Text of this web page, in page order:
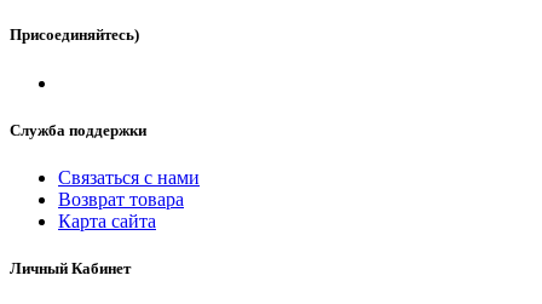
Присоединяйтесь)
Служба поддержки
Связаться с нами
Возврат товара
Карта сайта
Личный Кабинет